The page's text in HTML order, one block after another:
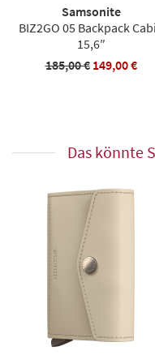
Samsonite
BIZ2GO 05 Backpack
15,6″
185,00 € 149,00 €
Das könnte